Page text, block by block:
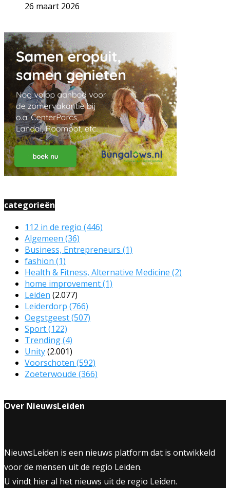
26 maart 2026
categorieën
112 in de regio (446)
Algemeen (36)
Business, Entrepreneurs (1)
fashion (1)
Health & Fitness, Alternative Medicine (2)
home improvement(1)
Leiden (2.077)
Leiderdorp (766)
Oegstgeest(507)
Sport(122)
Trending(4)
Unity(2.001)
Voorschoten (592)
Zoeterwoude (366)
Over NieuwsLeiden
NieuwsLeiden is een nieuws platform dat is ontwikkeld
voor de mensen uit de regio Leiden.
U vindt hier al het nieuws uit de regio Leiden.